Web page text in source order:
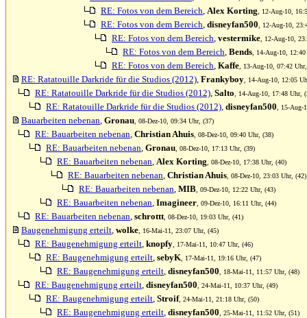
RE: Fotos von dem Bereich, Alex Korting , 12-Aug-10,
RE: Fotos von dem Bereich, disneyfan500 , 12-Aug-10,
RE: Fotos von dem Bereich, vestermike , 12-Aug-10,
RE: Fotos von dem Bereich, Bends , 14-Aug-10,
RE: Fotos von dem Bereich, Kaffe , 13-Aug-10, 07:42
RE: Ratatouille Darkride für die Studios (2012), Frankyboy , 14-Aug-10, 12:05
RE: Ratatouille Darkride für die Studios (2012), Salto , 14-Aug-10, 17:48 Uhr,
RE: Ratatouille Darkride für die Studios (2012), disneyfan500 , 15-
Bauarbeiten nebenan, Gronau , 08-Dez-10, 09:34 Uhr, (37)
RE: Bauarbeiten nebenan, Christian Ahuis , 08-Dez-10, 09:40 Uhr, (38)
RE: Bauarbeiten nebenan, Gronau , 08-Dez-10, 17:13 Uhr, (39)
RE: Bauarbeiten nebenan, Alex Korting , 08-Dez-10, 17:38 Uhr, (40)
RE: Bauarbeiten nebenan, Christian Ahuis , 08-Dez-10, 23:03 Uhr, (42)
RE: Bauarbeiten nebenan, MIB , 09-Dez-10, 12:22 Uhr, (43)
RE: Bauarbeiten nebenan, Imagineer , 09-Dez-10, 16:11 Uhr, (44)
RE: Bauarbeiten nebenan, schrottt , 08-Dez-10, 19:03 Uhr, (41)
Baugenehmigung erteilt, wolke , 16-Mai-11, 23:07 Uhr, (45)
RE: Baugenehmigung erteilt, knopfy , 17-Mai-11, 10:47 Uhr, (46)
RE: Baugenehmigung erteilt, sebyK , 17-Mai-11, 19:16 Uhr, (47)
RE: Baugenehmigung erteilt, disneyfan500 , 18-Mai-11, 11:57 Uhr, (48)
RE: Baugenehmigung erteilt, disneyfan500 , 24-Mai-11, 10:37 Uhr, (49)
RE: Baugenehmigung erteilt, Stroif, 24-Mai-11, 21:18 Uhr, (50)
RE: Baugenehmigung erteilt, disneyfan500 , 25-Mai-11, 11:52 Uhr, (51)